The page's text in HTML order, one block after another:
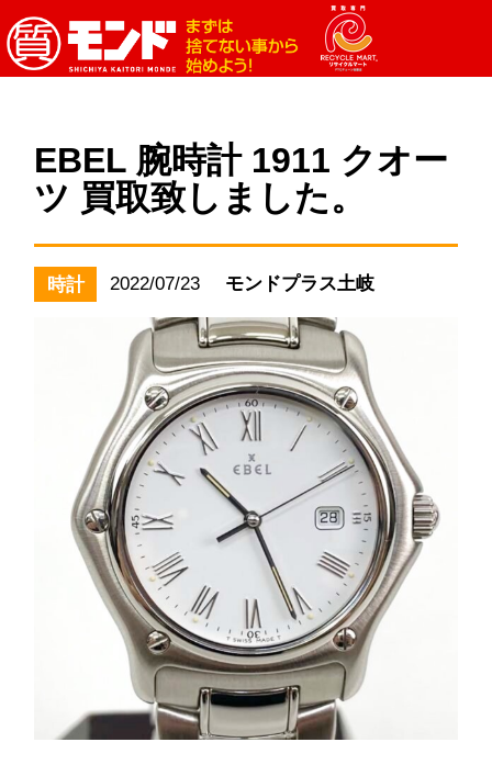
EBEL 腕時計 1911 クオー
ツ 買取致しました。
時計 2022/07/23 モンドプラス土岐